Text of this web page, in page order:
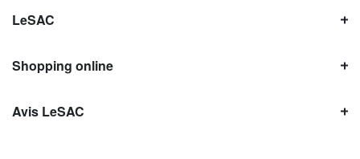
LeSAC
Shopping online
Avis LeSAC